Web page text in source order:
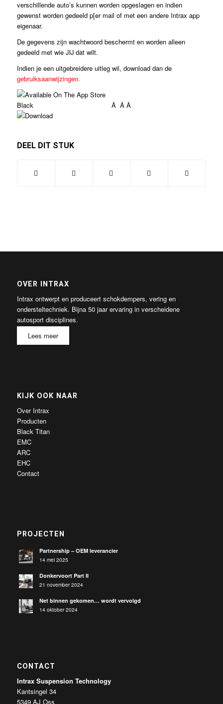
verschillende auto’s kunnen worden opgeslagen en indien
gewenst worden gedeeld p[er mail of met een andere Intrax app
eigenaar.
De gegevens zijn wachtwoord beschermt en worden alleen
gedeeld met wie JIJ dat wilt.
Indien je een uitgebreidere uitleg wil, download dan de
gebruiksaanwijzingen.
Â Â Â
DEEL DIT STUK
OVER INTRAX
Intrax ontwerpt en produceert schokdempers, vering en
ondersteltechniek. Bijna 50 jaar ervaring in verscheidene
autosport disciplines.
Lees meer
KIJK OOK NAAR
Over Intrax
Producten
Black Titan
EMC
ARC
EHC
Contact
PROJECTEN
Partnership – OEM leverancier
14 mei 2025
Donkervoort Part II
21 november 2024
Net binnen gekomen… wordt vervolgd
14 oktober 2024
CONTACT
Intrax Suspension Technology
Kantsingel 34
5349 AJ Oss